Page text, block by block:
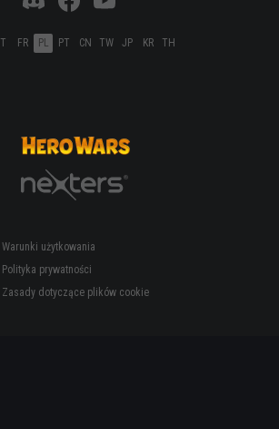
IT FR PL PT CN TW JP KR TH
Warunki użytkowania
Polityka prywatności
Zasady dotyczące plików cookie